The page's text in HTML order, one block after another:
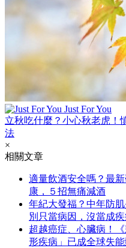
Just For You
立秋吃什麼？小心秋老虎！
法
×
相關文章
適量飲酒安全嗎？最
康，５招無痛減酒
年紀大發福？中年防
別只當病因，沒當成
超越癌症、心臟病！
形疾病」已成全球失